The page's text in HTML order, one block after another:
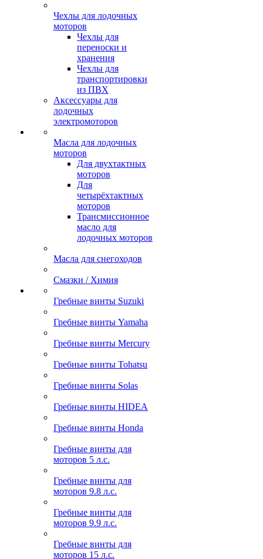
Чехлы для лодочных
моторов
Чехлы для
переноски и
хранения
Чехлы для
транспортировки
из ПВХ
Аксессуары для
лодочных
электромоторов
Масла для лодочных
моторов
Для двухтактных
моторов
Для
четырёхтактных
моторов
Трансмиссионное
масло для
лодочных моторов
Масла для снегоходов
Смазки / Химия
Гребные винты Suzuki
Гребные винты Yamaha
Гребные винты Mercury
Гребные винты Tohatsu
Гребные винты Solas
Гребные винты HIDEA
Гребные винты Honda
Гребные винты для
моторов 5 л.с.
Гребные винты для
моторов 9.8 л.с.
Гребные винты для
моторов 9.9 л.с.
Гребные винты для
моторов 15 л.с.